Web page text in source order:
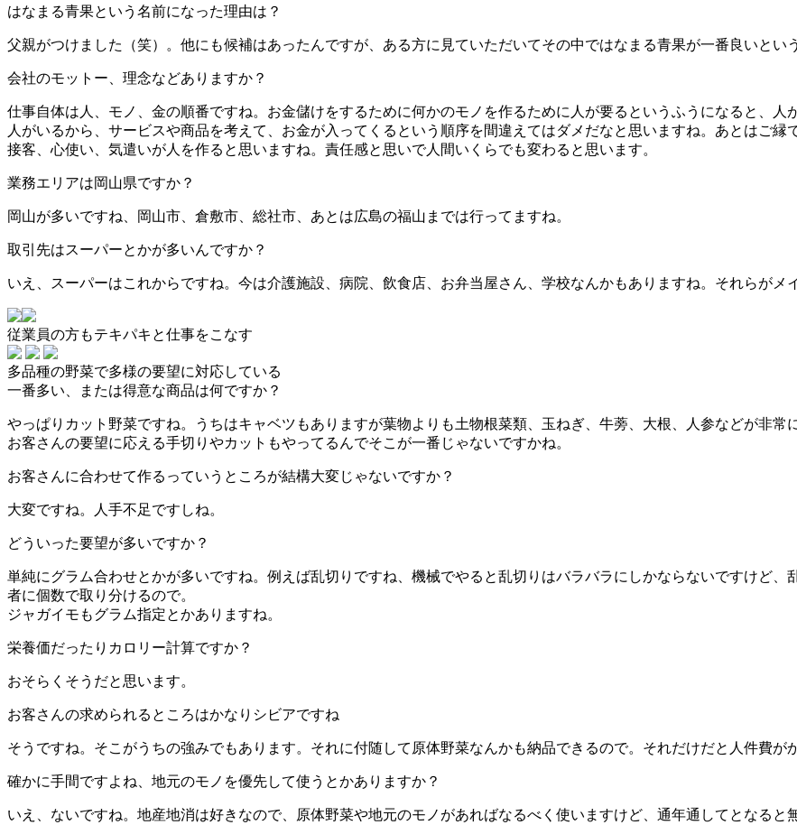
はなまる青果という名前になった理由は？
父親がつけました（笑）。他にも候補はあったんですが、ある方に見ていただいてその中ではなまる青果が一番良いとい
会社のモットー、理念などありますか？
仕事自体は人、モノ、金の順番ですね。お金儲けをするために何かのモノを作るために人が要るというふうになると、人
人がいるから、サービスや商品を考えて、お金が入ってくるという順序を間違えてはダメだなと思いますね。あとはご縁
接客、心使い、気遣いが人を作ると思いますね。責任感と思いで人間いくらでも変わると思います。
業務エリアは岡山県ですか？
岡山が多いですね、岡山市、倉敷市、総社市、あとは広島の福山までは行ってますね。
取引先はスーパーとかが多いんですか？
いえ、スーパーはこれからですね。今は介護施設、病院、飲食店、お弁当屋さん、学校なんかもありますね。それらがメ
従業員の方もテキパキと仕事をこなす
多品種の野菜で多様の要望に対応している
一番多い、または得意な商品は何ですか？
やっぱりカット野菜ですね。うちはキャベツもありますが葉物よりも土物根菜類、玉ねぎ、牛蒡、大根、人参などが非常
お客さんの要望に応える手切りやカットもやってるんでそこが一番じゃないですかね。
お客さんに合わせて作るっていうところが結構大変じゃないですか？
大変ですね。人手不足ですしね。
どういった要望が多いですか？
単純にグラム合わせとかが多いですね。例えば乱切りですね、機械でやると乱切りはバラバラにしかならないですけど
者に個数で取り分けるので。
ジャガイモもグラム指定とかありますね。
栄養価だったりカロリー計算ですか？
おそらくそうだと思います。
お客さんの求められるところはかなりシビアですね
そうですね。そこがうちの強みでもあります。それに付随して原体野菜なんかも納品できるので。それだけだと人件費が
確かに手間ですよね、地元のモノを優先して使うとかありますか？
いえ、ないですね。地産地消は好きなので、原体野菜や地元のモノがあればなるべく使いますけど、通年通してとなると